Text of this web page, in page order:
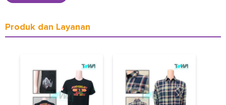
Produk dan Layanan